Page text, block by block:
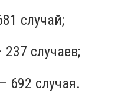
случай;
случаев;
692 случая.